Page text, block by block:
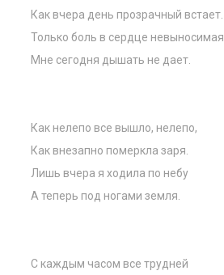
Как вчера день прозрачный встает.
Только боль в сердце невыносимая
Мне сегодня дышать не дает.
Как нелепо все вышло, нелепо,
Как внезапно померкла заря.
Лишь вчера я ходила по небу
А теперь под ногами земля.
С каждым часом все трудней